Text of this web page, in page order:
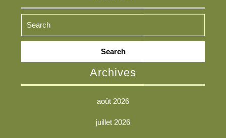
Search
Archives
août 2026
juillet 2026